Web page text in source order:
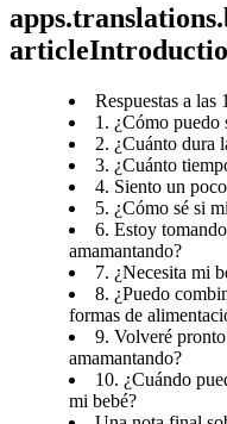
Respuestas a las
1. ¿Cómo puedo
2. ¿Cuánto dura
3. ¿Cuánto
4. Siento un
5. ¿Cómo sé si
6. Estoy
amamantando?
7. ¿Necesita mi
8. ¿Puedo
formas de
9. Volveré
amamantando?
10. ¿Cuándo
mi bebé?